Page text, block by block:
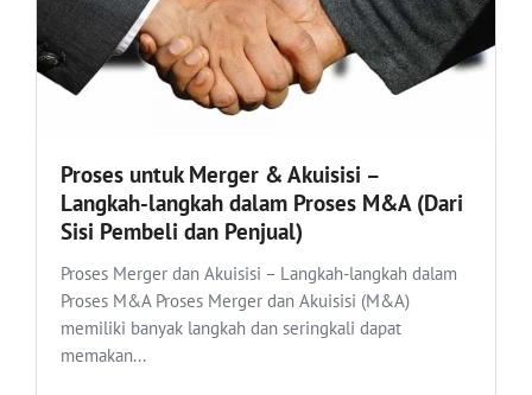
Proses untuk Merger & Akuisisi –
Langkah-langkah dalam Proses M&A (Dari
Sisi Pembeli dan Penjual)
Proses Merger dan Akuisisi – Langkah-langkah dalam
Proses M&A Proses Merger dan Akuisisi (M&A)
memiliki banyak langkah dan seringkali dapat
memakan...